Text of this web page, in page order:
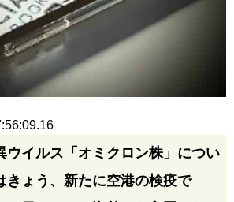
ウイルス「オミクロン株」につい
きょう、新たに空港の検疫で